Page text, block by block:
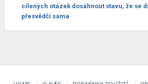
cílených otázek dosáhnout stavu, že se
přesvědčí sama